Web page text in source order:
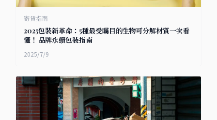
寄貨指南
2025包裝新革命：5種最受矚目的生物可分解材質一次看
懂！ 品牌永續包裝指南
2025/7/9